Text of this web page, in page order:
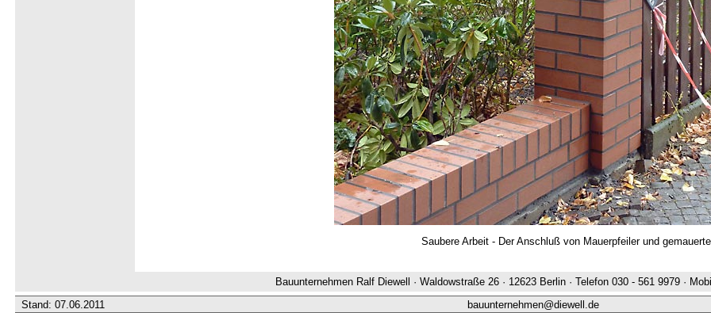
Saubere Arbeit - Der Anschluß von Mauerpfeiler und
Bauunternehmen Ralf Diewell · Waldowstraße 26 · 12623 Berlin · Telefon 030 - 561 9979 ·
Stand: 07.06.2011 bauunternehmen@diewell.de